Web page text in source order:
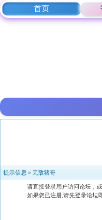
首页
提示信息 » 无敌猪哥
请直接登录用户访问论坛，
如果您已注册,请先登录论坛